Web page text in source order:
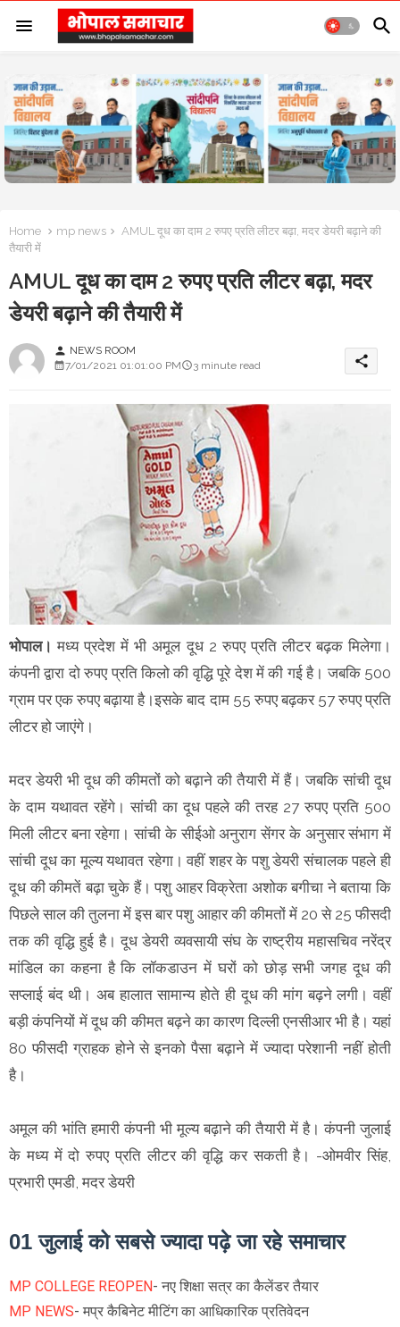
Home mp news
AMUL दूध का दाम 2 रुपए प्रति लीटर बढ़ा, मदर डेयरी बढ़ाने की
तैयारी में
AMUL दूध का दाम 2 रुपए प्रति लीटर बढ़ा, मदर
डेयरी बढ़ाने की तैयारी में
person NEWS ROOM
7/01/2021 01:01:00 PM
3 minute read share
भोपाल। मध्य प्रदेश में भी अमूल दूध 2 रुपए प्रति लीटर बढ़क मिलेगा।
कंपनी द्वारा दो रुपए प्रति किलो की वृद्धि पूरे देश में की गई है। जबकि 500
ग्राम पर एक रुपए बढ़ाया है।इसके बाद दाम 55 रुपए बढ़कर 57 रुपए प्रति
लीटर हो जाएंगे।
मदर डेयरी भी दूध की कीमतों को बढ़ाने की तैयारी में हैं। जबकि सांची दूध
के दाम यथावत रहेंगे। सांची का दूध पहले की तरह 27 रुपए प्रति 500
मिली लीटर बना रहेगा। सांची के सीईओ अनुराग सेंगर के अनुसार संभाग में
सांची दूध का मूल्य यथावत रहेगा। वहीं शहर के पशु डेयरी संचालक पहले ही
दूध की कीमतें बढ़ा चुके हैं। पशु आहर विक्रेता अशोक बगीचा ने बताया कि
पिछले साल की तुलना में इस बार पशु आहार की कीमतों में 20 से 25 फीसदी
तक की वृद्धि हुई है। दूध डेयरी व्यवसायी संघ के राष्ट्रीय महासचिव नरेंद्र
मांडिल का कहना है कि लॉकडाउन में घरों को छोड़ सभी जगह दूध की
सप्लाई बंद थी। अब हालात सामान्य होते ही दूध की मांग बढ़ने लगी। वहीं
बड़ी कंपनियों में दूध की कीमत बढ़ने का कारण दिल्ली एनसीआर भी है। यहां
80 फीसदी ग्राहक होने से इनको पैसा बढ़ाने में ज्यादा परेशानी नहीं होती
है।
अमूल की भांति हमारी कंपनी भी मूल्य बढ़ाने की तैयारी में है। कंपनी जुलाई
के मध्य में दो रुपए प्रति लीटर की वृद्धि कर सकती है। -ओमवीर सिंह,
प्रभारी एमडी, मदर डेयरी
01 जुलाई को सबसे ज्यादा पढ़े जा रहे समाचार
MP COLLEGE REOPEN- नए शिक्षा सत्र का कैलेंडर तैयार
MP NEWS- मप्र कैबिनेट मीटिंग का आधिकारिक प्रतिवेदन